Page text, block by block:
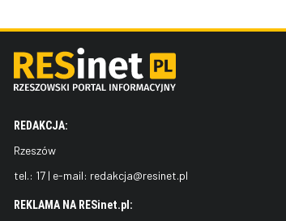
REDAKCJA:
Rzeszów
tel.: 17 | e-mail: redakcja@resinet.pl
REKLAMA NA RESinet.pl: